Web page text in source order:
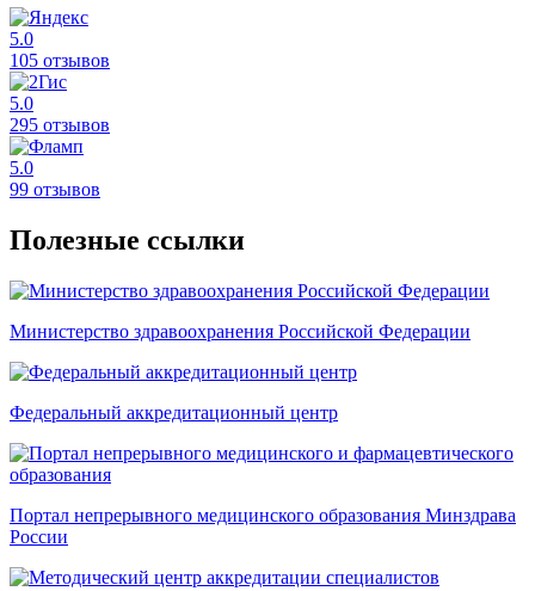
5.0
105 отзывов
5.0
295 отзывов
5.0
99 отзывов
Полезные ссылки
Министерство здравоохранения Российской Федерации
Федеральный аккредитационный центр
Портал непрерывного медицинского образования Минздрава
России